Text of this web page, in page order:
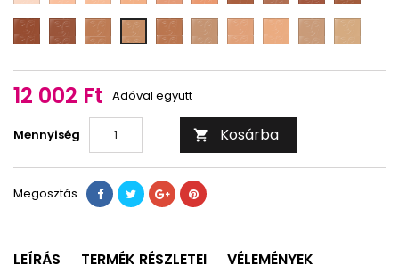
11W 12W
FS
36
FS
38
FS
40
FS
45
FS
54
177
NB ivory
12 002 Ft Adóval együtt
Mennyiség  Kosárba
Megosztás
LEÍRÁS TERMÉK RÉSZLETEI VÉLEMÉNYEK